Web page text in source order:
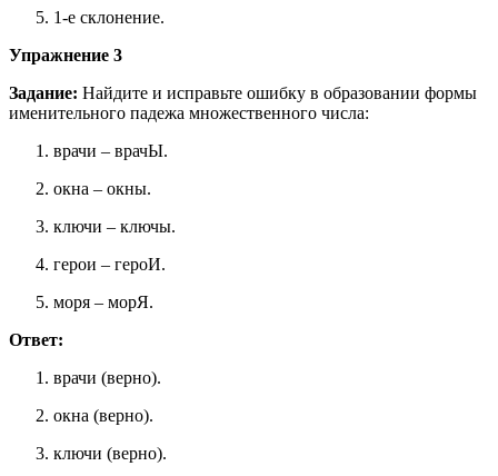
1-е склонение.
Упражнение 3
Задание: Найдите и исправьте ошибку в образовании формы
именительного падежа множественного числа:
врачи – врачЫ.
окна – окны.
ключи – ключы.
герои – героИ.
моря – морЯ.
Ответ:
врачи (верно).
окна (верно).
ключи (верно).